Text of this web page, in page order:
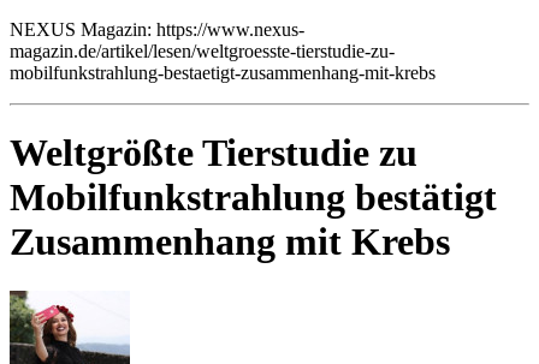
NEXUS Magazin: https://www.nexus-
magazin.de/artikel/lesen/weltgroesste-tierstudie-zu-
mobilfunkstrahlung-bestaetigt-zusammenhang-mit-krebs
Weltgrößte Tierstudie zu
Mobilfunkstrahlung bestätigt
Zusammenhang mit Krebs